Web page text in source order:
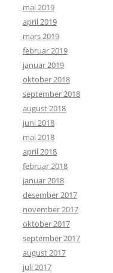
mai 2019
april 2019
mars 2019
februar 2019
januar 2019
oktober 2018
september 2018
august 2018
juni 2018
mai 2018
april 2018
februar 2018
januar 2018
desember 2017
november 2017
oktober 2017
september 2017
august 2017
juli 2017